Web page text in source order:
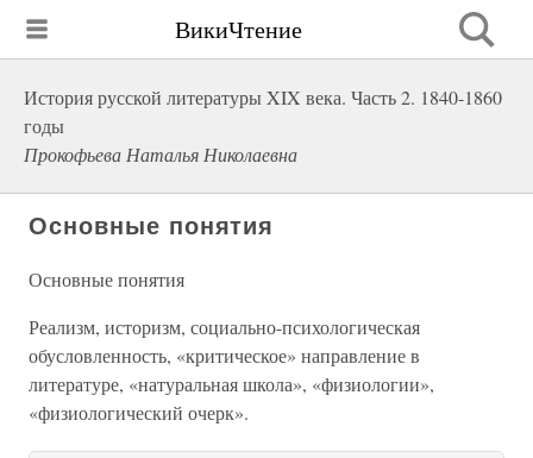
ВикиЧтение
История русской литературы XIX века. Часть 2. 1840-1860
годы
Прокофьева Наталья Николаевна
Основные понятия
Основные понятия
Реализм, историзм, социально-психологическая
обусловленность, «критическое» направление в
литературе, «натуральная школа», «физиологии»,
«физиологический очерк».